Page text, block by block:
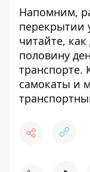
Напомним,
перекрытии
читайте,
половину
транспорте.
самокаты и